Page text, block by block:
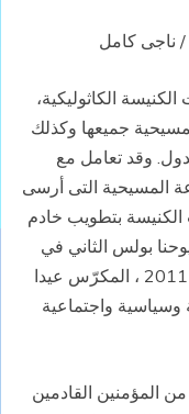
ناجى كامل
الكاثوليكية،
جميعها وكذلك
وقد تعامل مع
المسيحية التى أرسى
الكنيسة بتطويب خادم
بولس الثاني في
الأحد الاول بعد القيامة فى الاول من مايو 2011 ، المكرّس عيدا
واجتماعية
المؤمنين القادمين